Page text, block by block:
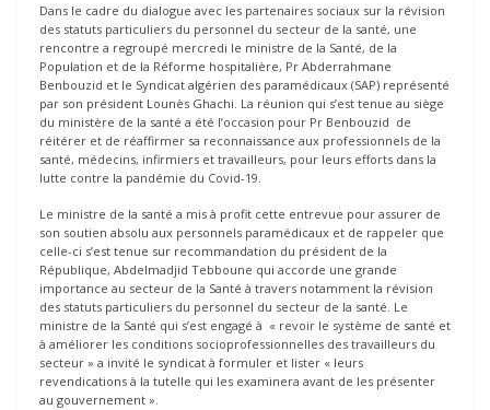
Dans le cadre du dialogue avec les partenaires sociaux sur la révision
des statuts particuliers du personnel du secteur de la santé, une
rencontre a regroupé mercredi le ministre de la Santé, de la
Population et de la Réforme hospitalière, Pr Abderrahmane
Benbouzid et le Syndicat algérien des paramédicaux (SAP) représenté
par son président Lounès Ghachi. La réunion qui s’est tenue au siège
du ministère de la santé a été l’occasion pour Pr Benbouzid de
réitérer et de réaffirmer sa reconnaissance aux professionnels de la
santé, médecins, infirmiers et travailleurs, pour leurs efforts dans la
lutte contre la pandémie du Covid-19.
Le ministre de la santé a mis à profit cette entrevue pour assurer de
son soutien absolu aux personnels paramédicaux et de rappeler que
celle-ci s’est tenue sur recommandation du président de la
République, Abdelmadjid Tebboune qui accorde une grande
importance au secteur de la Santé à travers notamment la révision
des statuts particuliers du personnel du secteur de la santé. Le
ministre de la Santé qui s’est engagé à « revoir le système de santé et
à améliorer les conditions socioprofessionnelles des travailleurs du
secteur » a invité le syndicat à formuler et lister « leurs
revendications à la tutelle qui les examinera avant de les présenter
au gouvernement ».